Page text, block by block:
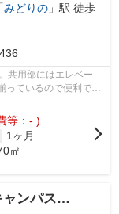
「みどりの 」駅 徒歩
共用部にはエレベー
っているので便利で
等：- )
1ヶ月
㎡
タワー ウエスト